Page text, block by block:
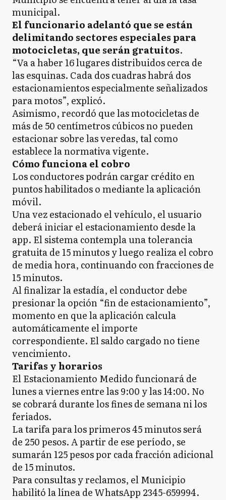
municipal.
El funcionario adelantó que se están
delimitando sectores especiales para
motocicletas, que serán gratuitos.
“Va a haber 16 lugares distribuidos cerca de
las esquinas. Cada dos cuadras habrá dos
estacionamientos especialmente señalizados
para motos”, explicó.
Asimismo, recordó que las motocicletas de
más de 50 centímetros cúbicos no pueden
estacionar sobre las veredas, tal como
establece la normativa vigente.
Cómo funciona el cobro
Los conductores podrán cargar crédito en
puntos habilitados o mediante la aplicación
móvil.
Una vez estacionado el vehículo, el usuario
deberá iniciar el estacionamiento desde la
app. El sistema contempla una tolerancia
gratuita de 15 minutos y luego realiza el cobro
de media hora, continuando con fracciones de
15 minutos.
Al finalizar la estadía, el conductor debe
presionar la opción “fin de estacionamiento”,
momento en que la aplicación calcula
automáticamente el importe
correspondiente. El saldo cargado no tiene
vencimiento.
Tarifas y horarios
El Estacionamiento Medido funcionará de
lunes a viernes entre las 9:00 y las 14:00. No
se cobrará durante los fines de semana ni los
feriados.
La tarifa para los primeros 45 minutos será
de 250 pesos. A partir de ese período, se
sumarán 125 pesos por cada fracción adicional
de 15 minutos.
Para consultas y reclamos, el Municipio
habilitó la línea de WhatsApp 2345-659994.